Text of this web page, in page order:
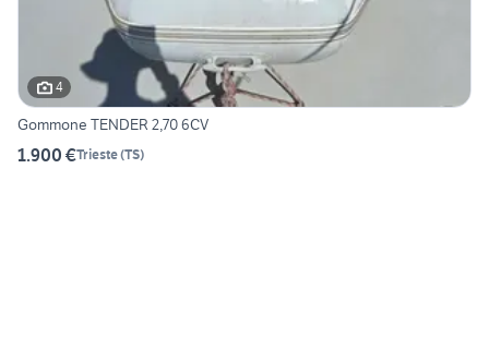
4
Gommone TENDER 2,70 6CV
1.900 €Trieste(TS)